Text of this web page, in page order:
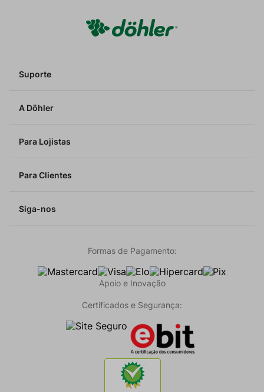
Suporte
A Döhler
Para Lojistas
Para Clientes
Siga-nos
Formas de Pagamento:
Apoio e Inovação
Certificados e Segurança: